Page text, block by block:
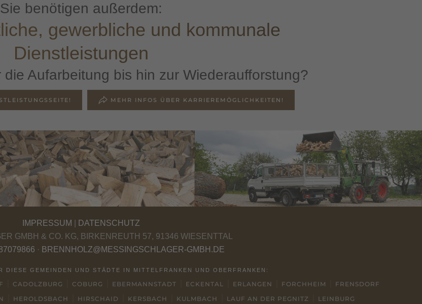
Sie benötigen außerdem:
gewerbliche und kommunale
Dienstleistungen
Aufarbeitung bis hin zur Wiederaufforstung?
MEHR INFOS ÜBER KARRIEREMÖGLICHKEITEN!
IMPRESSUM
DATENSCHUTZ
GMBH & CO. KG, BIRKENREUTH 57, 91346 WIESENTTAL
· BRENNHOLZ@MESSINGSCHLAGER-GMBH.DE
DIESE GEMEINDEN UND STÄDTE IN MITTELFRANKEN UND OBERFRANKEN:
CADOLZBURG COBURG EBERMANNSTADT ECKENTAL ERLANGEN FORCHHEIM
FRENSDORF
HEROLDSBACH HIRSCHAID KERSBACH KULMBACH LAUF AN DER PEGNITZ LEINBURG